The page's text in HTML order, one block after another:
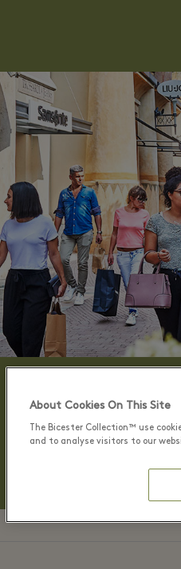
Website
About Cookies On This Site
The Bicester Collection™ use
and to analyse visitors to our